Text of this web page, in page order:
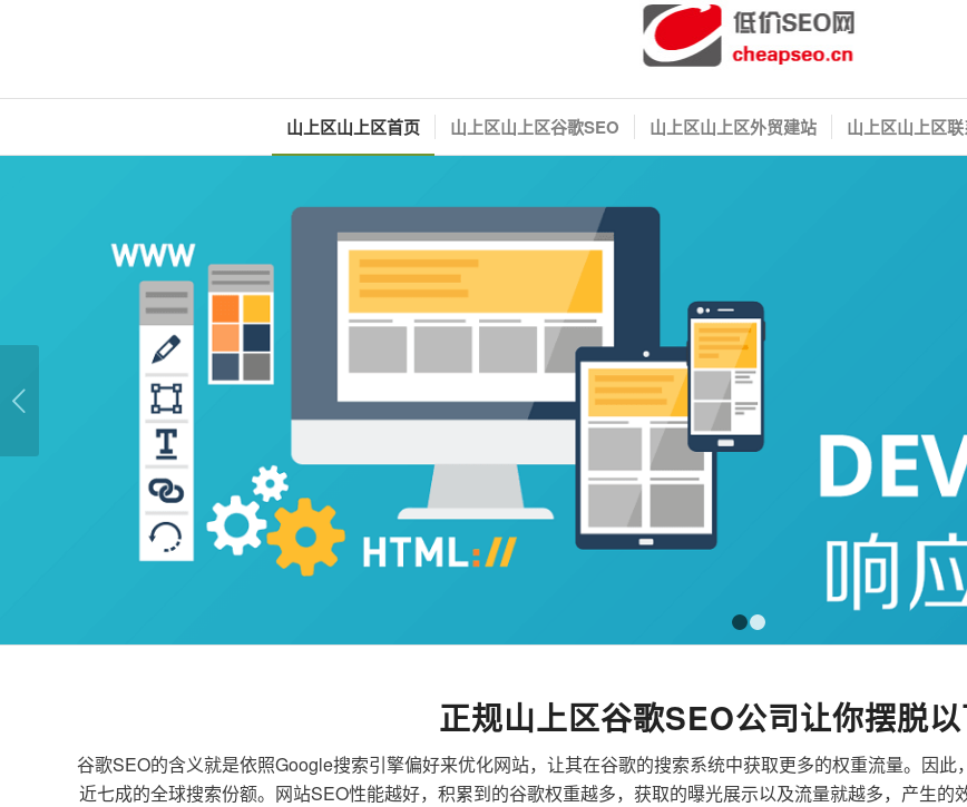
山上区山上区首页 山上区山上区谷歌SEO 山上区山上区外贸建站 山上区山上区
正规山上区谷歌SEO公司让你摆脱
谷歌SEO的含义就是依照Google搜索引擎偏好来优化网站，让其在谷歌的搜索系统中获取更多的权重流量。因
近七成的全球搜索份额。网站SEO性能越好，积累到的谷歌权重越多，获取的曝光展示以及流量就越多，产生